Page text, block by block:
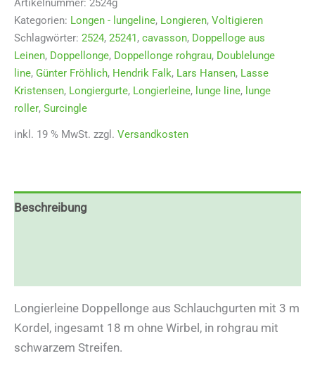
Artikelnummer: 2524g
Kategorien: Longen - lungeline, Longieren, Voltigieren
Schlagwörter: 2524, 25241, cavasson, Doppelloge aus
Leinen, Doppellonge, Doppellonge rohgrau, Doublelunge
line, Günter Fröhlich, Hendrik Falk, Lars Hansen, Lasse
Kristensen, Longiergurte, Longierleine, lunge line, lunge
roller, Surcingle
inkl. 19 % MwSt. zzgl. Versandkosten
Beschreibung
Longierleine Doppellonge aus Schlauchgurten mit 3 m
Kordel, ingesamt 18 m ohne Wirbel, in rohgrau mit
schwarzem Streifen.